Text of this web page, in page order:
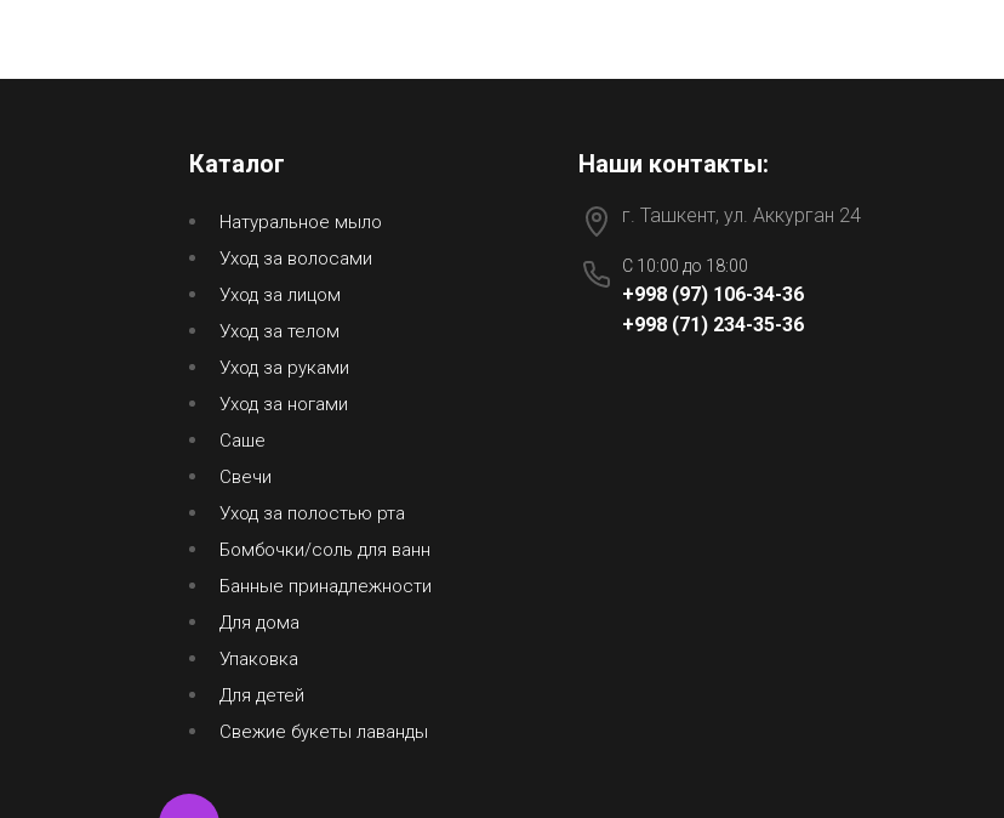
Каталог
Натуральное мыло
Уход за волосами
Уход за лицом
Уход за телом
Уход за руками
Уход за ногами
Саше
Свечи
Уход за полостью рта
Бомбочки/соль для ванн
Банные принадлежности
Для дома
Упаковка
Для детей
Свежие букеты лаванды
Наши контакты:
г. Ташкент, ул. Аккурган 24
C 10:00 до 18:00
+998 (97) 106-34-36
+998 (71) 234-35-36